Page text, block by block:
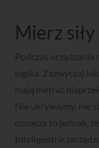
Mierz
Podczas urządzania
logika. Zazwyczaj
mają metraż
Nie ukrywajmy, nie
oznacza to jednak,
Inteligentne